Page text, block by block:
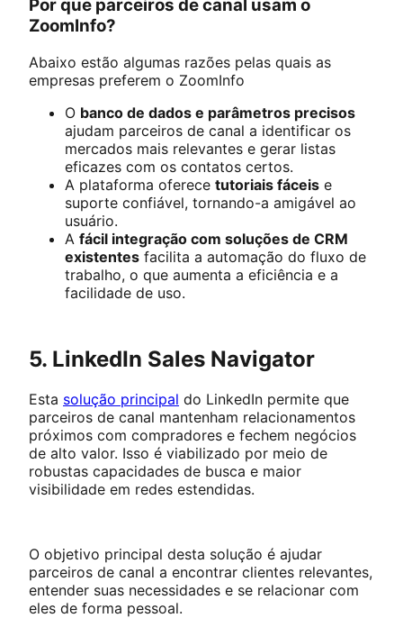
Por que parceiros de canal usam o
ZoomInfo?
Abaixo estão algumas razões pelas quais as
empresas preferem o ZoomInfo
O banco de dados e parâmetros precisos
ajudam parceiros de canal a identificar os
mercados mais relevantes e gerar listas
eficazes com os contatos certos.
A plataforma oferece tutoriais fáceis e
suporte confiável, tornando-a amigável ao
usuário.
A fácil integração com soluções de CRM
existentes facilita a automação do fluxo de
trabalho, o que aumenta a eficiência e a
facilidade de uso.
5. LinkedIn Sales Navigator
Esta solução principal do LinkedIn permite que
parceiros de canal mantenham relacionamentos
próximos com compradores e fechem negócios
de alto valor. Isso é viabilizado por meio de
robustas capacidades de busca e maior
visibilidade em redes estendidas.
O objetivo principal desta solução é ajudar
parceiros de canal a encontrar clientes relevantes,
entender suas necessidades e se relacionar com
eles de forma pessoal.